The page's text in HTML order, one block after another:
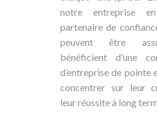
notre entreprise
partenaire de
peuvent être
bénéficient d’une
d’entreprise de pointe
concentrer sur leur
leur réussite à long